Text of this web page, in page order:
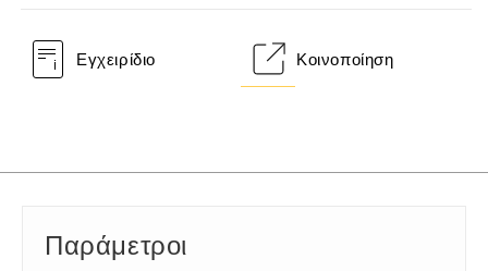
Εγχειρίδιο Κοινοποίηση
Παράμετροι